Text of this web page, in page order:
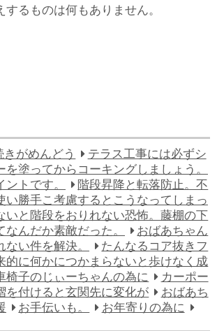
るものは何もありません。
きがめんどう
テラス工事には必ずシ
を塗ってからコーキングしましょう。
トです。
階段昇降と転落防止。不
い勝手こ考慮するとこうなってしまっ
いと階段をおりれない恐怖。藤棚の下
んだか素敵だった。
おばあちゃん
い件を解決。
たんなるコア抜きフ
的に何かにつかまらないと歩けなく成
椅子のじぃーちゃんの為に
カーポー
を付けると玄関先に変化が
おばあち
お手伝いも。
お年寄りの為に